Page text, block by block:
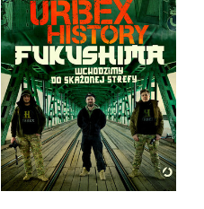
URBEX HISTORY.
FUKUSHIMA
ŁUKASZ DĄBROWSKI,
KONRAD NIEDZIUŁKA, JAKUB
STANKOWSKI
OPRAWA MIĘKKA ZE SKRZYDEŁKAMI
44,90 ZŁ